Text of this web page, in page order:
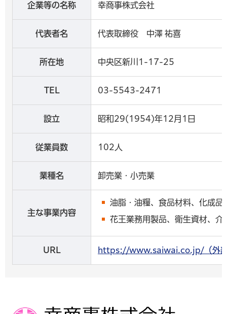
企業等の名称 幸商事株式会社
代表者名 代表取締役 中澤 祐喜
所在地 中央区新川1-17-25
TEL 03-5543-2471
設立 昭和29(1954)年12月1日
従業員数 102人
業種名 卸売業・小売業
主な事業内容
油脂・油糧、食品材料、化成品
花王業務用製品、衛生資材、介
URL https://www.saiwai.co.jp/（外部